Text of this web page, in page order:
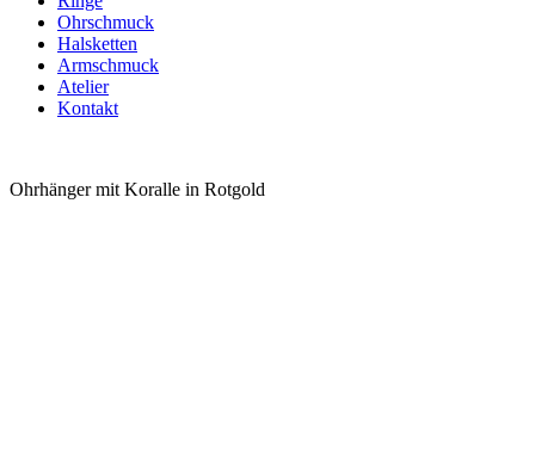
Ohrschmuck
Halsketten
Armschmuck
Atelier
Kontakt
Ohrhänger mit Koralle in Rotgold